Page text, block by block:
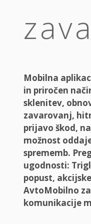
Mobilna
in priročen
sklenitev,
zavarovanj,
prijavo škod,
možnost
sprememb.
ugodnosti:
popust,
AvtoMobilno
komunikacije